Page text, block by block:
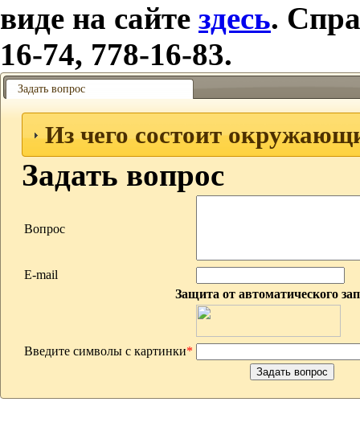
виде на сайте здесь.
16-74, 778-16-83.
Задать вопрос
Из чего состоит
Задать вопрос
Вопрос
E-mail
Защита от автоматического
Введите символы с картинки*